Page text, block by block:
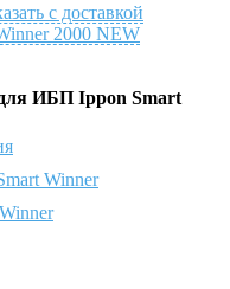
с доставкой
2000 NEW
ИБП Ippon Smart
Winner